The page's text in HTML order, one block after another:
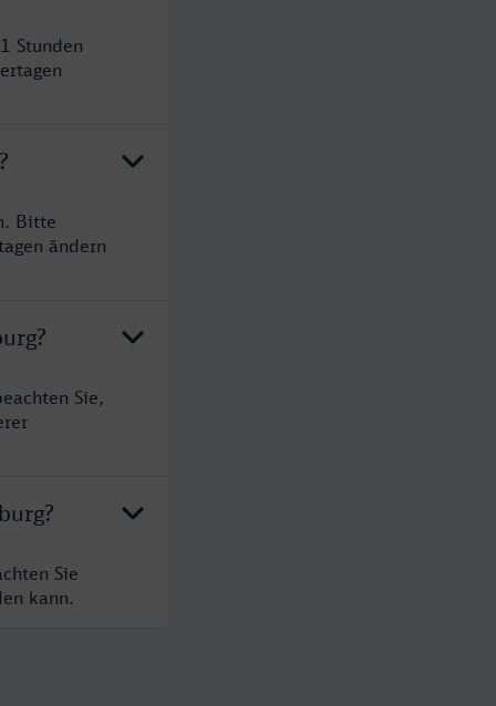
Stunden
Bitte
ändern
Sie,
Sie
kann.